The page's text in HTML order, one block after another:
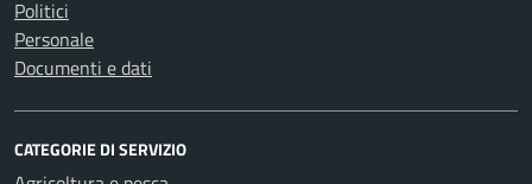
Politici
Personale
Documenti e dati
CATEGORIE DI SERVIZIO